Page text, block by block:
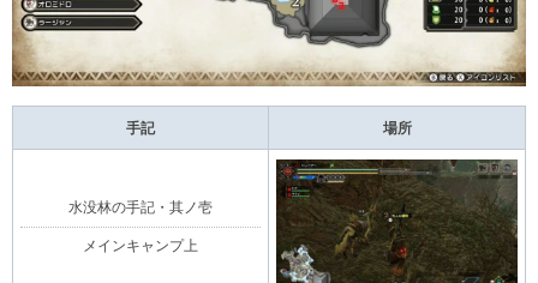
手記 場所
水没林の手記・其ノ壱
メインキャンプ上